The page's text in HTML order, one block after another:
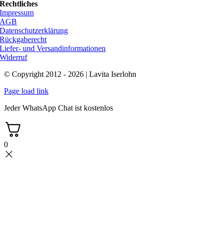
Rechtliches
Impressum
AGB
Datenschutzerklärung
Rückgaberecht
Liefer- und Versandinformationen
Widerruf
© Copyright 2012 - 2026 | Lavita Iserlohn
Page load link
Jeder WhatsApp Chat ist kostenlos
0